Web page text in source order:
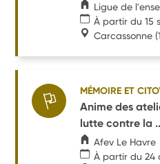
Ligue de
À partir du 15
Carcassonne
MÉMOIRE ET
Anime des
lutte contre la
Afev Le Havre
À partir du 24